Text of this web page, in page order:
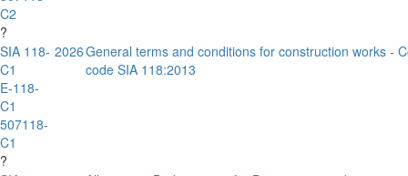
C2
?
SIA 118-
C1
E-118-
C1
507118-
C1
?
2026General terms and conditions for construction works -
code SIA 118:2013